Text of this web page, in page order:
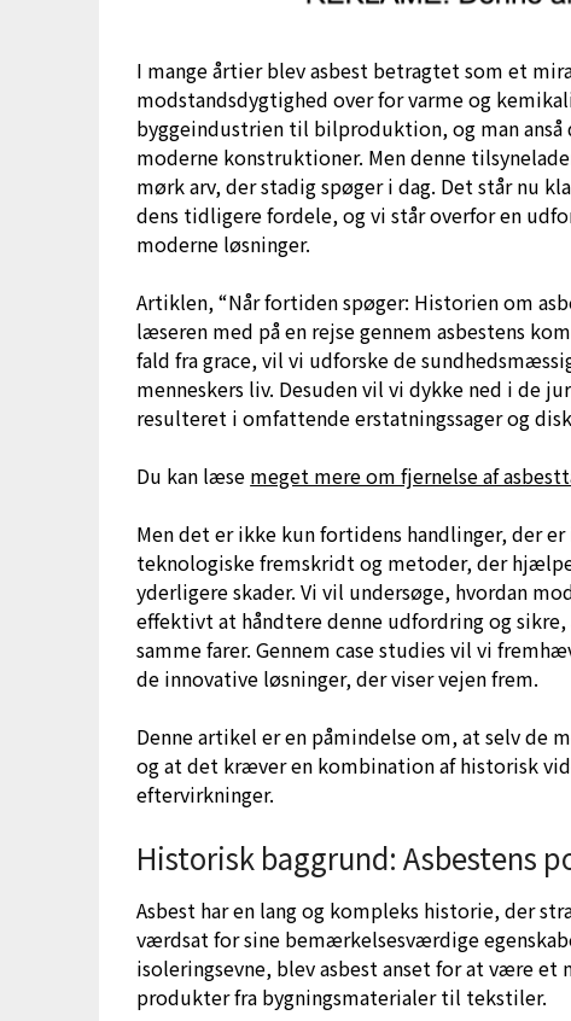
I mange årtier blev asbest betragtet som et
modstandsdygtighed over for varme og
byggeindustrien til bilproduktion, og man
moderne konstruktioner. Men denne
mørk arv, der stadig spøger i dag. Det står nu
dens tidligere fordele, og vi står overfor en
moderne løsninger.
Artiklen, “Når fortiden spøger: Historien om
læseren med på en rejse gennem asbestens
fald fra grace, vil vi udforske de
menneskers liv. Desuden vil vi dykke ned i de
resulteret i omfattende erstatningssager og
Du kan læse meget mere om fjernelse af
Men det er ikke kun fortidens handlinger, der
teknologiske fremskridt og metoder, der
yderligere skader. Vi vil undersøge, hvordan
effektivt at håndtere denne udfordring og
samme farer. Gennem case studies vil vi
de innovative løsninger, der viser vejen frem.
Denne artikel er en påmindelse om, at selv de
og at det kræver en kombination af historisk
eftervirkninger.
Historisk baggrund: Asbestens
Asbest har en lang og kompleks historie, der
værdsat for sine bemærkelsesværdige
isoleringsevne, blev asbest anset for at være
produkter fra bygningsmaterialer til tekstiler.